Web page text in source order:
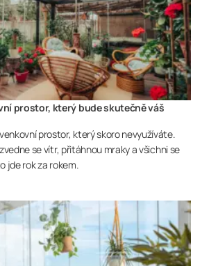
prostor, který bude skutečně váš
prostor, který skoro nevyužíváte.
se vítr, přitáhnou mraky a všichni se
jde rok za rokem.